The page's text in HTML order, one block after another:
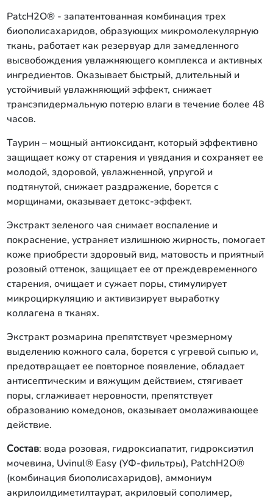
PatcH2O® - запатентованная комбинация трех
биополисахаридов, образующих микромолекулярную
ткань, работает как резервуар для замедленного
высвобождения увлажняющего комплекса и активных
ингредиентов. Оказывает быстрый, длительный и
устойчивый увлажняющий эффект, снижает
трансэпидермальную потерю влаги в течение более 48
часов.
Таурин – мощный антиоксидант, который эффективно
защищает кожу от старения и увядания и сохраняет ее
молодой, здоровой, увлажненной, упругой и
подтянутой, снижает раздражение, борется с
морщинами, оказывает детокс-эффект.
Экстракт зеленого чая снимает воспаление и
покраснение, устраняет излишнюю жирность, помогает
коже приобрести здоровый вид, матовость и приятный
розовый оттенок, защищает ее от преждевременного
старения, очищает и сужает поры, стимулирует
микроциркуляцию и активизирует выработку
коллагена в тканях.
Экстракт розмарина препятствует чрезмерному
выделению кожного сала, борется с угревой сыпью и,
предотвращает ее повторное появление, обладает
антисептическим и вяжущим действием, стягивает
поры, сглаживает неровности, препятствует
образованию комедонов, оказывает омолаживающее
действие.
Состав: вода розовая, гидроксиапатит, гидроксиэтил
мочевина, Uvinul® Easy (УФ-фильтры), PatchH2O®
(комбинация биополисахаридов), аммониум
акрилоилдиметилтаурат, акриловый сополимер,